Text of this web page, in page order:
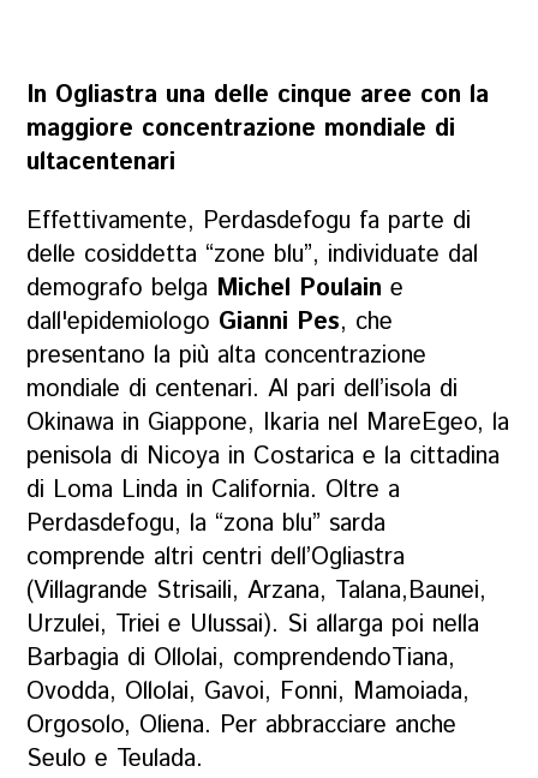
In Ogliastra una delle cinque aree con la
maggiore concentrazione mondiale di
ultacentenari
Effettivamente, Perdasdefogu fa parte di
delle cosiddetta “zone blu”, individuate dal
demografo belga Michel Poulaine
dall'epidemiologo Gianni Pes, che
presentano la più alta concentrazione
mondiale di centenari. Al pari dell’isola di
Okinawa in Giappone, Ikaria nel MareEgeo, la
penisola di Nicoya in Costarica e la cittadina
di Loma Linda in California. Oltre a
Perdasdefogu, la “zona blu” sarda
comprende altri centri dell’Ogliastra
(Villagrande Strisaili, Arzana, Talana,Baunei,
Urzulei, Triei e Ulussai). Si allarga poi nella
Barbagia di Ollolai, comprendendoTiana,
Ovodda, Ollolai, Gavoi, Fonni, Mamoiada,
Orgosolo, Oliena. Per abbracciare anche
Seulo e Teulada.